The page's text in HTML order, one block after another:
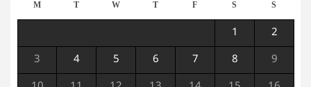
M T W T F S S
1 2
3 4 5 6 7 8 9